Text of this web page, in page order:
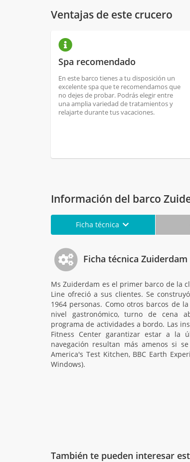
Ventajas de este crucero
Spa recomendado
En este barco tienes a tu disposición un
excelente spa que te recomendamos que
no dejes de probar. Podrás elegir entre
una amplia variedad de tratamientos y
relajarte durante tus vacaciones.
Información del barco
Ficha técnica
Ficha técnica Zuiderdam
Ms Zuiderdam es el primer barco de la
Line ofreció a sus clientes. Se
1964 personas. Como otros barcos de
nivel gastronómico, turno de cena
programa de actividades a bordo. Las
Fitness Center garantizar estar a la
navegación resultan más amenos si
America's Test Kitchen, BBC Earth
Windows).
También te pueden interesar